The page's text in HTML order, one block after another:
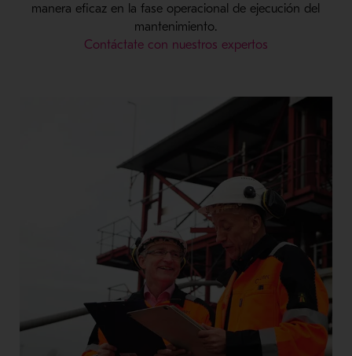
manera eficaz en la fase operacional de ejecución del
mantenimiento.
Contáctate con nuestros expertos